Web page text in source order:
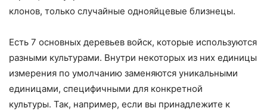
клонов, только случайные однояйцевые близнецы.
Есть 7 основных деревьев войск, которые используются
разными культурами. Внутри некоторых из них единицы
измерения по умолчанию заменяются уникальными
единицами, специфичными для конкретной
культуры. Так, например, если вы принадлежите к